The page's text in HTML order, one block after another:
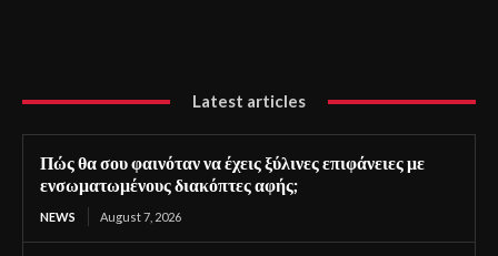
Latest articles
Πώς θα σου φαινόταν να έχεις ξύλινες επιφάνειες με
ενσωματωμένους διακόπτες αφής;
NEWS August 7, 2026